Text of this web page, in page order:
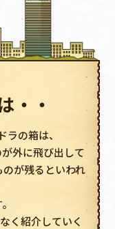
・・
の箱は、
外に飛び出して
が残るといわれ
く紹介していく